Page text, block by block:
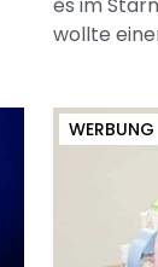
wollte
WERBUNG